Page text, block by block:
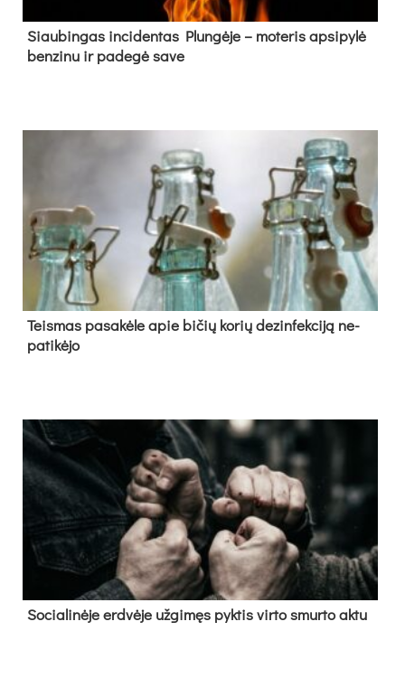
Siau­bin­gas in­ci­den­tas Plun­gė­je – mo­te­ris ap­si­py­lė
ben­zi­nu ir pa­de­gė sa­ve
Teis­mas pa­sa­kė­le apie bi­čių ko­rių de­zin­fek­ci­ją ne­
pa­ti­kė­jo
So­cia­li­nė­je erd­vė­je už­gi­męs pyk­tis vir­to smur­to ak­tu